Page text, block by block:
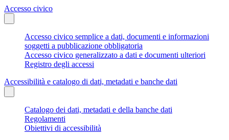
Accesso civico
Accesso civico semplice a dati, documenti e informazioni
soggetti a pubblicazione obbligatoria
Accesso civico generalizzato a dati e documenti ulteriori
Registro degli accessi
Accessibilità e catalogo di dati, metadati e banche dati
Catalogo dei dati, metadati e della banche dati
Regolamenti
Obiettivi di accessibilità